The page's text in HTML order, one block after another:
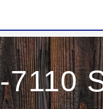
7110